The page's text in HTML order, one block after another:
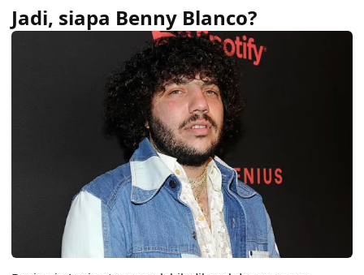
Jadi, siapa Benny Blanco?